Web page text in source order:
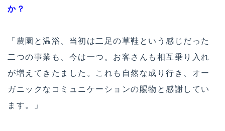
か？
「農園と温浴、当初は二足の草鞋という感じだった
二つの事業も、今は一つ。お客さんも相互乗り入れ
が増えてきたました。これも自然な成り行き、オー
ガニックなコミュニケーションの賜物と感謝してい
ます。」